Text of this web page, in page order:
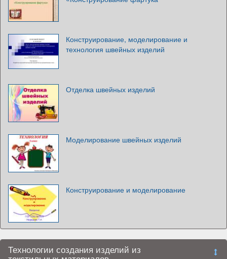
Конструирование, моделирование и
технология швейных изделий
Отделка швейных изделий
Моделирование швейных изделий
Конструирование и моделирование
Технологии создания изделий из